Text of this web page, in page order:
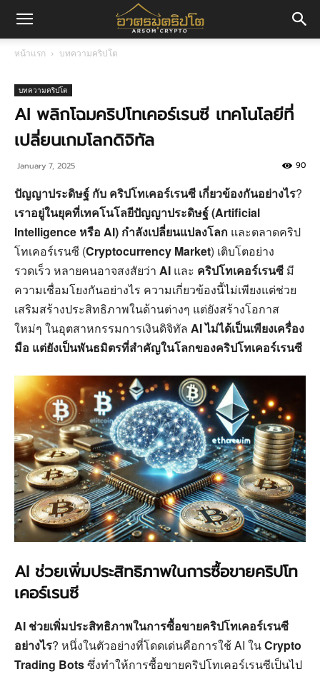
มค
ปโต
หน้าแรก บทความคริปโต
บทความคริปโต
AI พลิกโฉมคริปโทเคอร์เรนซี เทคโนโลยีที่
เปลี่ยนเกมโลกดิจิทัล
January 7, 2025 90
ปัญญาประดิษฐ์ กับ คริปโทเคอร์เรนซี เกี่ยวข้องกันอย่างไร?
เราอยู่ในยุคที่เทคโนโลยีปัญญาประดิษฐ์ (Artificial
Intelligence หรือ AI) กำลังเปลี่ยนแปลงโลก และตลาดคริป
โทเคอร์เรนซี (Cryptocurrency Market) เติบโตอย่าง
รวดเร็ว หลายคนอาจสงสัยว่า AI และ คริปโทเคอร์เรนซี มี
ความเชื่อมโยงกันอย่างไร ความเกี่ยวข้องนี้ไม่เพียงแต่ช่วย
เสริมสร้างประสิทธิภาพในด้านต่างๆ แต่ยังสร้างโอกาส
ใหม่ๆ ในอุตสาหกรรมการเงินดิจิทัล AI ไม่ได้เป็นเพียงเครื่อง
มือ แต่ยังเป็นพันธมิตรที่สำคัญในโลกของคริปโทเคอร์เรนซี
AI ช่วยเพิ่มประสิทธิภาพในการซื้อขายคริปโท
เคอร์เรนซี
AI ช่วยเพิ่มประสิทธิภาพในการซื้อขายคริปโทเคอร์เรนซี
อย่างไร? หนึ่งในตัวอย่างที่โดดเด่นคือการใช้ AI ในCrypto
Trading Botsซึ่งทำให้การซื้อขายคริปโทเคอร์เรนซีเป็นไป